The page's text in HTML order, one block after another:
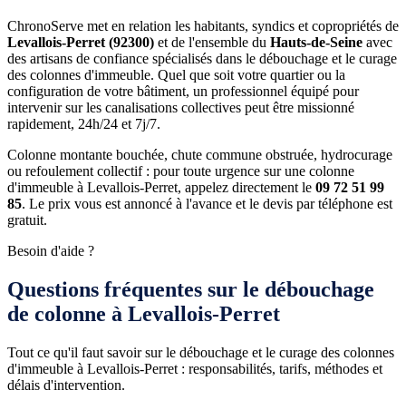
ChronoServe met en relation les habitants, syndics et copropriétés de
Levallois-Perret (92300) et de l'ensemble du Hauts-de-Seine avec
des artisans de confiance spécialisés dans le débouchage et le curage
des colonnes d'immeuble. Quel que soit votre quartier ou la
configuration de votre bâtiment, un professionnel équipé pour
intervenir sur les canalisations collectives peut être missionné
rapidement, 24h/24 et 7j/7.
Colonne montante bouchée, chute commune obstruée, hydrocurage
ou refoulement collectif : pour toute urgence sur une colonne
d'immeuble à Levallois-Perret, appelez directement le 09 72 51 99
85. Le prix vous est annoncé à l'avance et le devis par téléphone est
gratuit.
Besoin d'aide ?
Questions fréquentes sur le débouchage
de colonne à Levallois-Perret
Tout ce qu'il faut savoir sur le débouchage et le curage des colonnes
d'immeuble à Levallois-Perret : responsabilités, tarifs, méthodes et
délais d'intervention.